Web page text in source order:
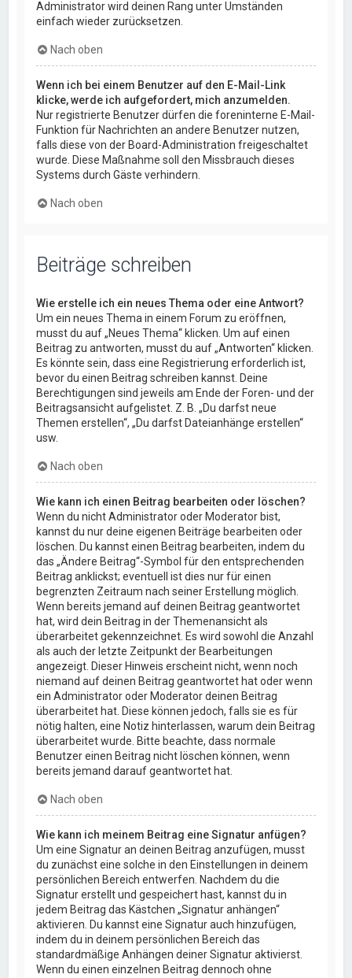
Administrator wird deinen Rang unter Umständen
einfach wieder zurücksetzen.
Nach oben
Wenn ich bei einem Benutzer auf den E-Mail-Link
klicke, werde ich aufgefordert, mich anzumelden.
Nur registrierte Benutzer dürfen die foreninterne E-Mail-
Funktion für Nachrichten an andere Benutzer nutzen,
falls diese von der Board-Administration freigeschaltet
wurde. Diese Maßnahme soll den Missbrauch dieses
Systems durch Gäste verhindern.
Nach oben
Beiträge schreiben
Wie erstelle ich ein neues Thema oder eine Antwort?
Um ein neues Thema in einem Forum zu eröffnen,
musst du auf „Neues Thema“ klicken. Um auf einen
Beitrag zu antworten, musst du auf „Antworten“ klicken.
Es könnte sein, dass eine Registrierung erforderlich ist,
bevor du einen Beitrag schreiben kannst. Deine
Berechtigungen sind jeweils am Ende der Foren- und der
Beitragsansicht aufgelistet. Z. B. „Du darfst neue
Themen erstellen“, „Du darfst Dateianhänge erstellen“
usw.
Nach oben
Wie kann ich einen Beitrag bearbeiten oder löschen?
Wenn du nicht Administrator oder Moderator bist,
kannst du nur deine eigenen Beiträge bearbeiten oder
löschen. Du kannst einen Beitrag bearbeiten, indem du
das „Ändere Beitrag“-Symbol für den entsprechenden
Beitrag anklickst; eventuell ist dies nur für einen
begrenzten Zeitraum nach seiner Erstellung möglich.
Wenn bereits jemand auf deinen Beitrag geantwortet
hat, wird dein Beitrag in der Themenansicht als
überarbeitet gekennzeichnet. Es wird sowohl die Anzahl
als auch der letzte Zeitpunkt der Bearbeitungen
angezeigt. Dieser Hinweis erscheint nicht, wenn noch
niemand auf deinen Beitrag geantwortet hat oder wenn
ein Administrator oder Moderator deinen Beitrag
überarbeitet hat. Diese können jedoch, falls sie es für
nötig halten, eine Notiz hinterlassen, warum dein Beitrag
überarbeitet wurde. Bitte beachte, dass normale
Benutzer einen Beitrag nicht löschen können, wenn
bereits jemand darauf geantwortet hat.
Nach oben
Wie kann ich meinem Beitrag eine Signatur anfügen?
Um eine Signatur an deinen Beitrag anzufügen, musst
du zunächst eine solche in den Einstellungen in deinem
persönlichen Bereich entwerfen. Nachdem du die
Signatur erstellt und gespeichert hast, kannst du in
jedem Beitrag das Kästchen „Signatur anhängen“
aktivieren. Du kannst eine Signatur auch hinzufügen,
indem du in deinem persönlichen Bereich das
standardmäßige Anhängen deiner Signatur aktivierst.
Wenn du einen einzelnen Beitrag dennoch ohne